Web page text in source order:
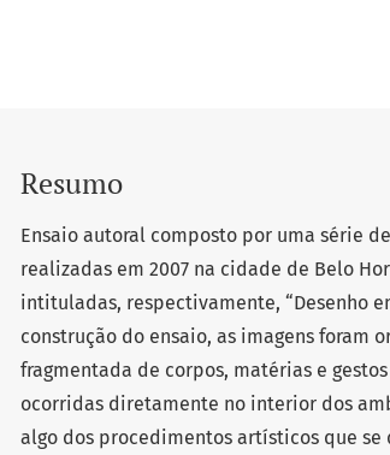
Resumo
Ensaio autoral composto por uma série
realizadas em 2007 na cidade de Belo
intituladas, respectivamente, “Desenho
construção do ensaio, as imagens foram
fragmentada de corpos, matérias e
ocorridas diretamente no interior dos
algo dos procedimentos artísticos que